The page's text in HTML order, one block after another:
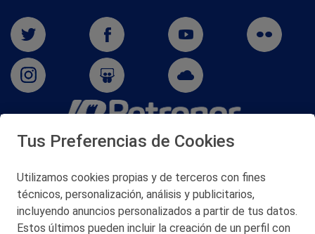
San Martín 5-Edificio Muñatones,
© 2026 Petronor S.A.
Tus Preferencias de Cookies
Utilizamos cookies propias y de terceros con fines
técnicos, personalización, análisis y publicitarios,
incluyendo anuncios personalizados a partir de tus datos.
Estos últimos pueden incluir la creación de un perfil con